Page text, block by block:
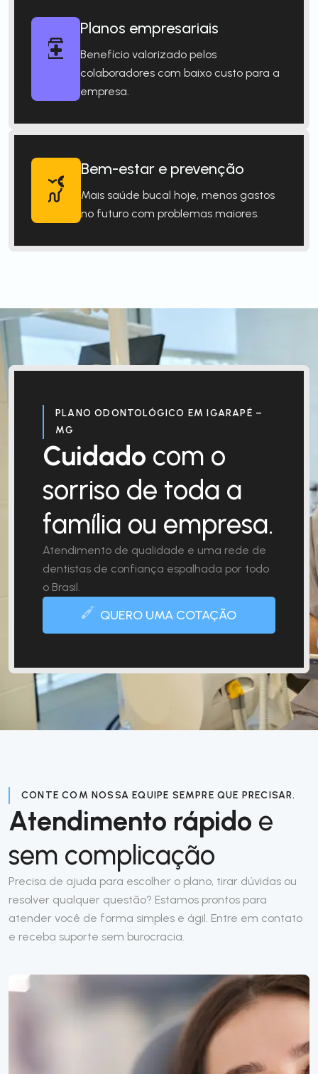
Planos empresariais
Benefício valorizado pelos
colaboradores com baixo custo para a
empresa.
Bem-estar e prevenção
Mais saúde bucal hoje, menos gastos
no futuro com problemas maiores.
PLANO ODONTOLÓGICO EM IGARAPÉ –
MG
Cuidado com o
sorriso de toda a
família ou empresa.
Atendimento de qualidade e uma rede de
dentistas de confiança espalhada por todo
o Brasil.
QUERO UMA COTAÇÃO
CONTE COM NOSSA EQUIPE SEMPRE QUE PRECISAR.
Atendimento rápido e
sem complicação
Precisa de ajuda para escolher o plano, tirar dúvidas ou
resolver qualquer questão? Estamos prontos para
atender você de forma simples e ágil. Entre em contato
e receba suporte sem burocracia.